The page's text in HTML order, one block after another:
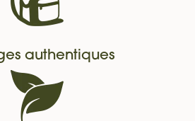
authentiques